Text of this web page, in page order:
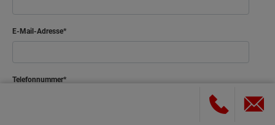
E-Mail-Adresse
Telefonnummer